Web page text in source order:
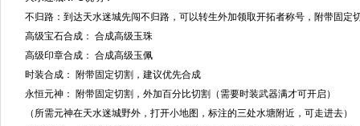
不归路：到达天水迷城先闯不归路，可以转生外加领取开拓者称号，附带固定
高级宝石合成： 合成高级玉珠
高级印章合成： 合成高级玉佩
时装合成： 附带固定切割，建议优先合成
永恒元神： 附带固定切割，外加百分比切割（需要时装武器满才可开启）
（所需元神在天水迷城野外，打开小地图，标注的三处水塘附近，可走进去）